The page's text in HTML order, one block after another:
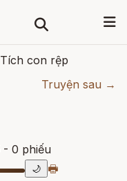
Tích con rệp
Truyện sau →
- 0 phiếu
🌙 🖶